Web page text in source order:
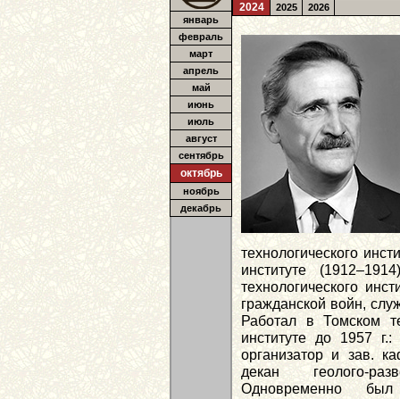
январь
февраль
март
апрель
май
июнь
июль
август
сентябрь
октябрь
ноябрь
декабрь
2024 2025 2026
технологического
институте
технологического
гражданской войн,
Работал в Томском
институте до 1957
организатор и зав.
декан геолого-
Одновременно был